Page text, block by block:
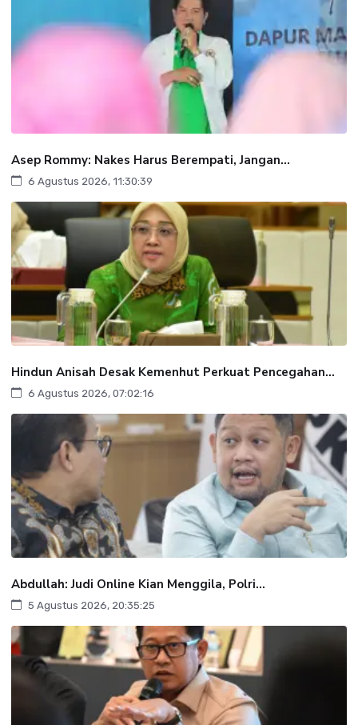
Asep Rommy: Nakes Harus Berempati, Jangan...
6 Agustus 2026, 11:30:39
Hindun Anisah Desak Kemenhut Perkuat Pencegahan...
6 Agustus 2026, 07:02:16
Abdullah: Judi Online Kian Menggila, Polri...
5 Agustus 2026, 20:35:25